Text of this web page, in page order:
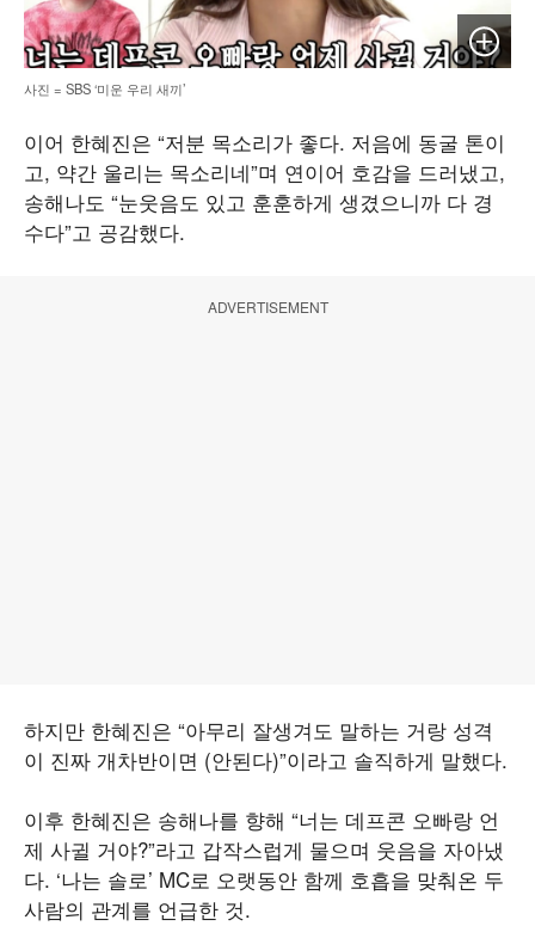
이미지
사진 = SBS ‘미운 우리 새끼’
이어 한혜진은 “저분 목소리가 좋다. 저음에 동굴 톤이
고, 약간 울리는 목소리네”며 연이어 호감을 드러냈고,
송해나도 “눈웃음도 있고 훈훈하게 생겼으니까 다 경
수다”고 공감했다.
ADVERTISEMENT
하지만 한혜진은 “아무리 잘생겨도 말하는 거랑 성격
이 진짜 개차반이면 (안된다)”이라고 솔직하게 말했다.
이후 한혜진은 송해나를 향해 “너는 데프콘 오빠랑 언
제 사귈 거야?”라고 갑작스럽게 물으며 웃음을 자아냈
다. ‘나는 솔로’ MC로 오랫동안 함께 호흡을 맞춰온 두
사람의 관계를 언급한 것.